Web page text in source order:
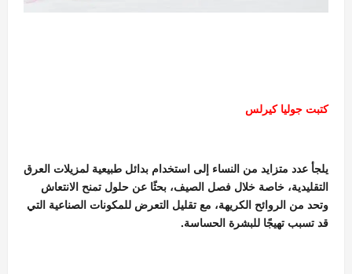
كتبت جوليا كيرلس
يلجأ عدد متزايد من النساء إلى استخدام بدائل طبيعية لمزيلات العرق
التقليدية، خاصة خلال فصل الصيف، بحثًا عن حلول تمنح الانتعاش
وتحد من الروائح الكريهة، مع تقليل التعرض للمكونات الصناعية التي
قد تسبب تهيجًا للبشرة الحساسة.